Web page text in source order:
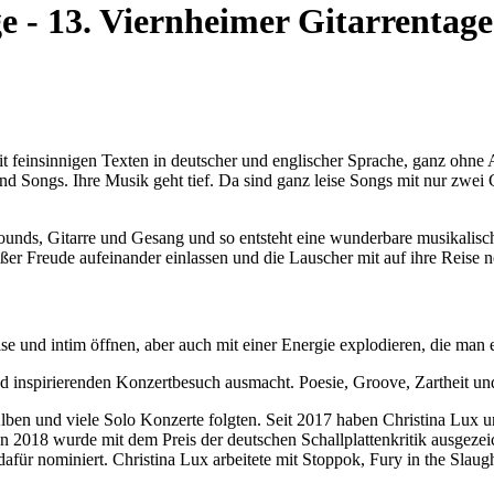
- 13. Viernheimer Gitarrentage
Texten in deutscher und englischer Sprache, ganz
Songs. Ihre Musik geht tief. Da sind ganz leise Songs mit nur
Gitarre und Gesang und so entsteht eine wunderbare
Freude aufeinander einlassen und die Lauscher mit auf ihre
und intim öffnen, aber auch mit einer Energie explodieren, die
Konzertbesuch ausmacht. Poesie, Groove, Zartheit
und viele Solo Konzerte folgten. Seit 2017 haben Christina Lux
wurde mit dem Preis der deutschen Schallplattenkritik
nominiert. Christina Lux arbeitete mit Stoppok, Fury in the